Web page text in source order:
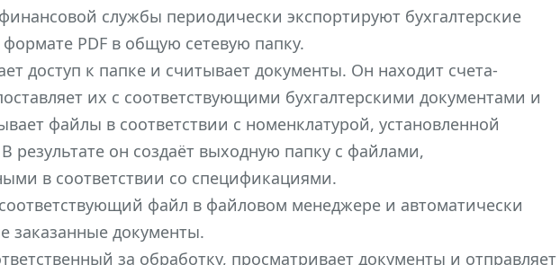
службы периодически экспортируют бухгалтерские
PDF в общую сетевую папку.
доступ к папке и считывает документы. Он находит счета-
их с соответствующими бухгалтерскими документами и
файлы в соответствии с номенклатурой, установленной
результате он создаёт выходную папку с файлами,
в соответствии со спецификациями.
соответствующий файл в файловом менеджере и автоматически
заказанные документы.
за обработку, просматривает документы и отправляет